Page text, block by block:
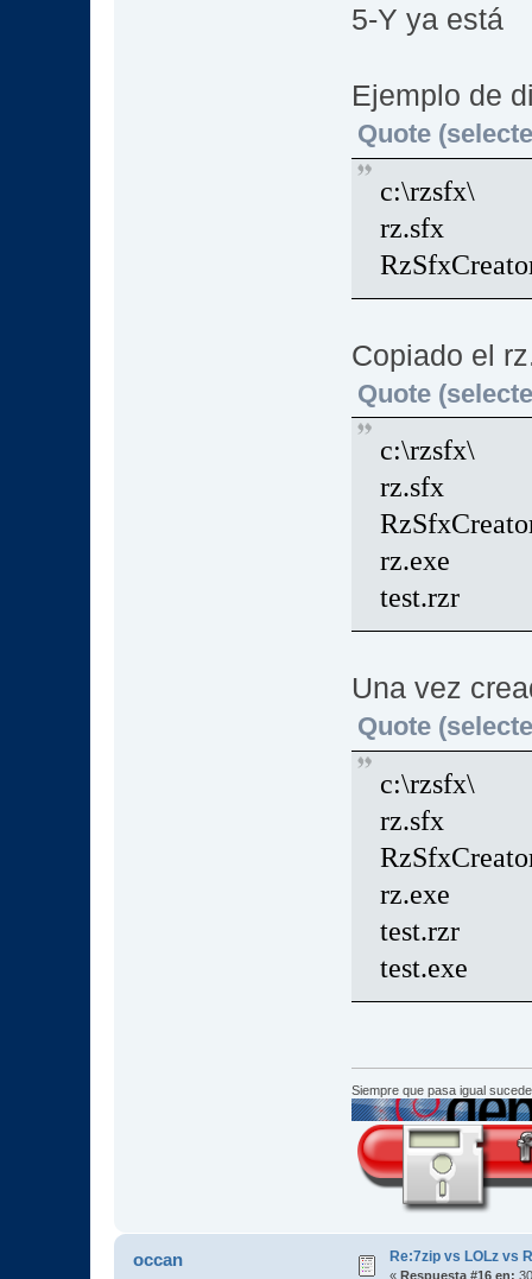
5-Y ya está
Ejemplo de
Quote
c:\rzsfx\
rz.sfx
Copiado el
Quote
c:\rzsfx\
rz.sfx
rz.exe
test.rzr
Una vez
Quote
c:\rzsfx\
rz.sfx
rz.exe
test.rzr
test.exe
Siempre que pasa igual
occan Re:7zip vs LOLz vs
« Respuesta #16 en: